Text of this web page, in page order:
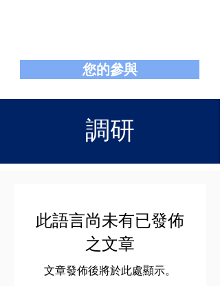
您的參與
調研
此語言尚未有已發佈
之文章
文章發佈後將於此處顯示。